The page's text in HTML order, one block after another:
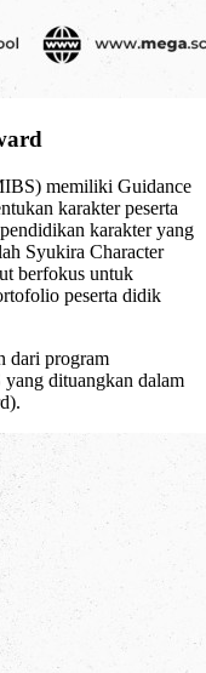
memiliki Guidance
karakter peserta
karakter yang
Syukira Character
berfokus untuk
peserta didik
dari program
dituangkan dalam